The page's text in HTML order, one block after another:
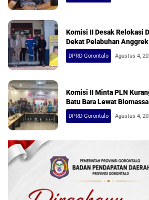
Komisi II Desak Relokasi
Dekat Pelabuhan
DPRD Gorontalo Agustus 4,
Komisi II Minta PLN
Batu Bara Lewat Biomassa
DPRD Gorontalo Agustus 4,